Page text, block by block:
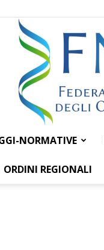
NORMATIVE
ORDINI REGIONALI